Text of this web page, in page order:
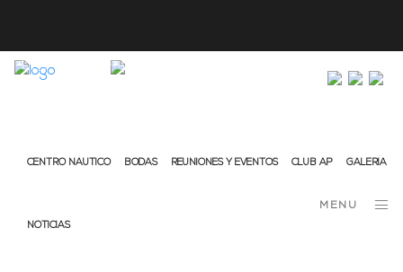
info@ap-hotelsresorts.com
CENTRO NÁUTICO BODAS REUNIONES Y EVENTOS CLUB AP GALERÍA
NOTICIAS
MENU